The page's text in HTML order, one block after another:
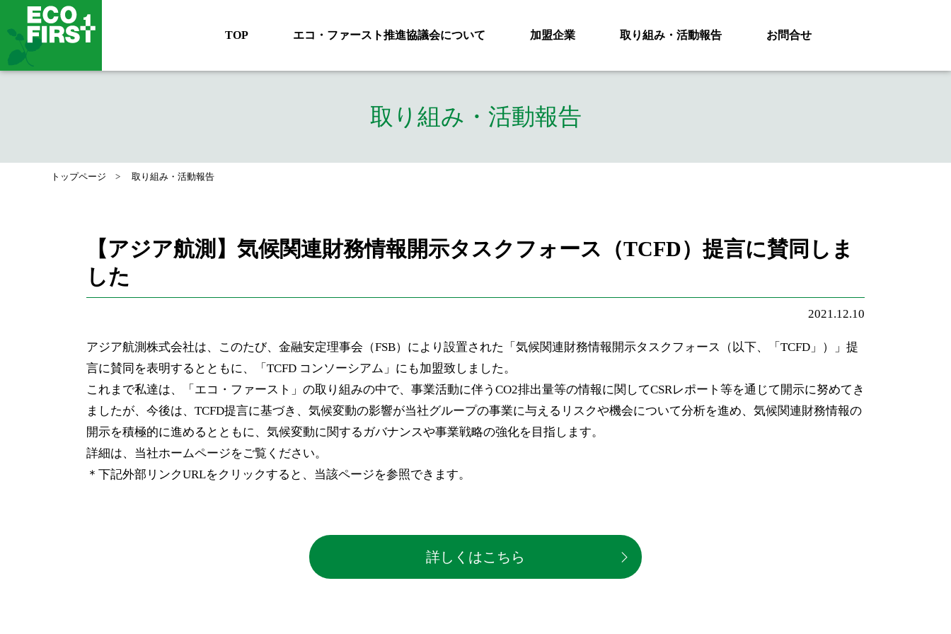
TOP エコ・ファースト推進協議会について 加盟企業 取り組み・活動報告 お問合せ
取り組み・活動報告
トップページ 取り組み・活動報告
【アジア航測】気候関連財務情報開示タスクフォース（TCFD）提言に賛同しま
した
2021.12.10
アジア航測株式会社は、このたび、金融安定理事会（FSB）により設置された「気候関連財務情報開示タスクフォース（以下、「TCFD」）」提
言に賛同を表明するとともに、「TCFD コンソーシアム」にも加盟致しました。
これまで私達は、「エコ・ファースト」の取り組みの中で、事業活動に伴うCO2排出量等の情報に関してCSRレポート等を通じて開示に努めてき
ましたが、今後は、TCFD提言に基づき、気候変動の影響が当社グループの事業に与えるリスクや機会について分析を進め、気候関連財務情報の
開示を積極的に進めるとともに、気候変動に関するガバナンスや事業戦略の強化を目指します。
詳細は、当社ホームページをご覧ください。
＊下記外部リンクURLをクリックすると、当該ページを参照できます。
詳しくはこちら